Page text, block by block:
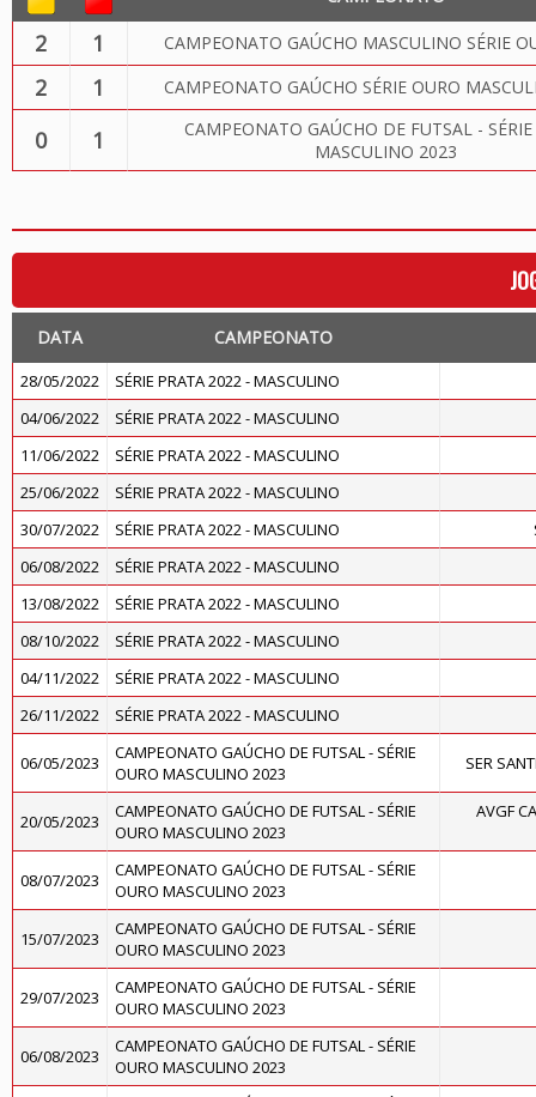
2 1 CAMPEONATO GAÚCHO MASCULINO SÉRIE
2 1 CAMPEONATO GAÚCHO SÉRIE OURO
0 1
CAMPEONATO GAÚCHO DE FUTSAL -
MASCULINO 2023
DATA CAMPEONATO
28/05/2022
SÉRIE PRATA 2022 - MASCULINO
04/06/2022
SÉRIE PRATA 2022 - MASCULINO
11/06/2022
SÉRIE PRATA 2022 - MASCULINO
25/06/2022
SÉRIE PRATA 2022 - MASCULINO
30/07/2022
SÉRIE PRATA 2022 - MASCULINO
06/08/2022
SÉRIE PRATA 2022 - MASCULINO
13/08/2022
SÉRIE PRATA 2022 - MASCULINO
08/10/2022
SÉRIE PRATA 2022 - MASCULINO
04/11/2022
SÉRIE PRATA 2022 - MASCULINO
26/11/2022
SÉRIE PRATA 2022 - MASCULINO
06/05/2023
CAMPEONATO GAÚCHO DE FUTSAL - SÉRIE
OURO MASCULINO 2023
SER
20/05/2023
CAMPEONATO GAÚCHO DE FUTSAL - SÉRIE
OURO MASCULINO 2023
AVGF
08/07/2023
CAMPEONATO GAÚCHO DE FUTSAL - SÉRIE
OURO MASCULINO 2023
15/07/2023
CAMPEONATO GAÚCHO DE FUTSAL - SÉRIE
OURO MASCULINO 2023
29/07/2023
CAMPEONATO GAÚCHO DE FUTSAL - SÉRIE
OURO MASCULINO 2023
06/08/2023
CAMPEONATO GAÚCHO DE FUTSAL - SÉRIE
OURO MASCULINO 2023